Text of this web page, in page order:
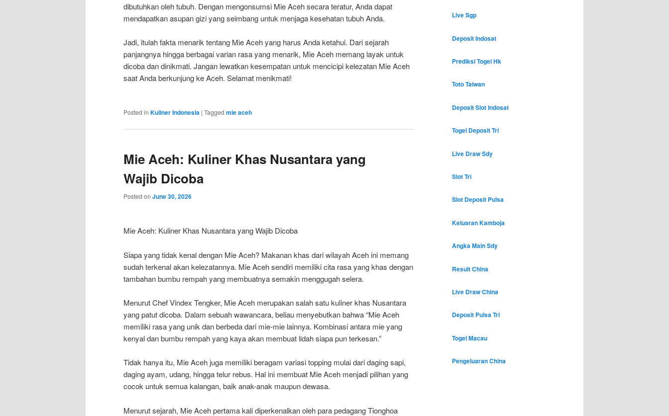
dibutuhkan oleh tubuh. Dengan mengonsumsi Mie Aceh secara teratur, Anda dapat
mendapatkan asupan gizi yang seimbang untuk menjaga kesehatan tubuh Anda.
Jadi, itulah fakta menarik tentang Mie Aceh yang harus Anda ketahui. Dari sejarah
panjangnya hingga berbagai varian rasa yang menarik, Mie Aceh memang layak untuk
dicoba dan dinikmati. Jangan lewatkan kesempatan untuk mencicipi kelezatan Mie Aceh
saat Anda berkunjung ke Aceh. Selamat menikmati!
Posted in Kuliner Indonesia | Tagged mie aceh
Mie Aceh: Kuliner Khas Nusantara yang
Wajib Dicoba
Posted on June 30, 2026
Mie Aceh: Kuliner Khas Nusantara yang Wajib Dicoba
Siapa yang tidak kenal dengan Mie Aceh? Makanan khas dari wilayah Aceh ini memang
sudah terkenal akan kelezatannya. Mie Aceh sendiri memiliki cita rasa yang khas dengan
tambahan bumbu rempah yang membuatnya semakin menggugah selera.
Menurut Chef Vindex Tengker, Mie Aceh merupakan salah satu kuliner khas Nusantara
yang patut dicoba. Dalam sebuah wawancara, beliau menyebutkan bahwa “Mie Aceh
memiliki rasa yang unik dan berbeda dari mie-mie lainnya. Kombinasi antara mie yang
kenyal dan bumbu rempah yang kaya akan membuat lidah siapa pun terkesan.”
Tidak hanya itu, Mie Aceh juga memiliki beragam variasi topping mulai dari daging sapi,
daging ayam, udang, hingga telur rebus. Hal ini membuat Mie Aceh menjadi pilihan yang
cocok untuk semua kalangan, baik anak-anak maupun dewasa.
Menurut sejarah, Mie Aceh pertama kali diperkenalkan oleh para pedagang Tionghoa
Live Sgp
Deposit Indosat
Prediksi Togel Hk
Toto Taiwan
Deposit Slot Indosat
Togel Deposit Tri
Live Draw Sdy
Slot Tri
Slot Deposit Pulsa
Keluaran Kamboja
Angka Main Sdy
Result China
Live Draw China
Deposit Pulsa Tri
Togel Macau
Pengeluaran China